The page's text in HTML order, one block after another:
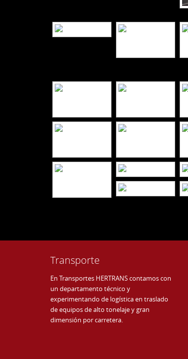
Transporte
En Transportes HERTRANS contamos con
un departamento técnico y
experimentando de logística en traslado
de equipos de alto tonelaje y gran
dimensión por carretera.